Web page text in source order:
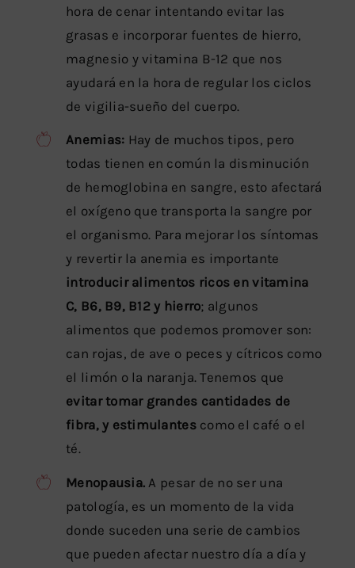
hora de cenar intentando evitar las
grasas e incorporar fuentes de hierro,
magnesio y vitamina B-12 que nos
ayudará en la hora de regular los ciclos
de vigilia-sueño del cuerpo.
Anemias: Hay de muchos tipos, pero
todas tienen en común la disminución
de hemoglobina en sangre, esto afectará
el oxígeno que transporta la sangre por
el organismo. Para mejorar los síntomas
y revertir la anemia es importante
introducir alimentos ricos en vitamina
C, B6, B9, B12 y hierro; algunos
alimentos que podemos promover son:
can rojas, de ave o peces y cítricos como
el limón o la naranja. Tenemos que
evitar tomar grandes cantidades de
fibra, y estimulantescomo el café o el
té.
Menopausia. A pesar de no ser una
patología, es un momento de la vida
donde suceden una serie de cambios
que pueden afectar nuestro día a día y